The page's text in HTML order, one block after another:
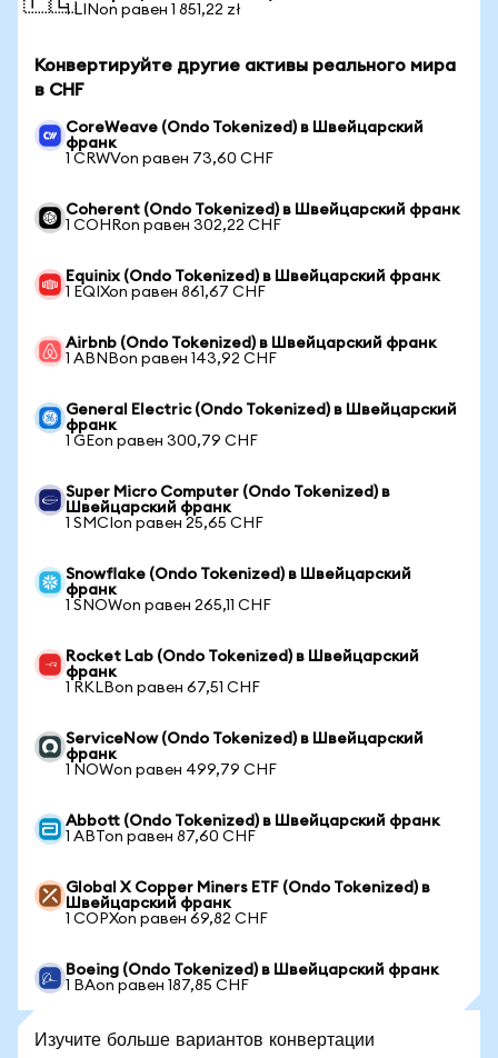
1 LINon равен 1 851,22 zł
Конвертируйте другие активы реального мира
в CHF
CoreWeave (Ondo Tokenized) в Швейцарский
франк
1 CRWVon равен 73,60 CHF
Coherent (Ondo Tokenized) в Швейцарский франк
1 COHRon равен 302,22 CHF
Equinix (Ondo Tokenized) в Швейцарский франк
1 EQIXon равен 861,67 CHF
Airbnb (Ondo Tokenized) в Швейцарский франк
1 ABNBon равен 143,92 CHF
General Electric (Ondo Tokenized) в Швейцарский
франк
1 GEon равен 300,79 CHF
Super Micro Computer (Ondo Tokenized) в
Швейцарский франк
1 SMCIon равен 25,65 CHF
Snowflake (Ondo Tokenized) в Швейцарский
франк
1 SNOWon равен 265,11 CHF
Rocket Lab (Ondo Tokenized) в Швейцарский
франк
1 RKLBon равен 67,51 CHF
ServiceNow (Ondo Tokenized) в Швейцарский
франк
1 NOWon равен 499,79 CHF
Abbott (Ondo Tokenized) в Швейцарский франк
1 ABTon равен 87,60 CHF
Global X Copper Miners ETF (Ondo Tokenized) в
Швейцарский франк
1 COPXon равен 69,82 CHF
Boeing (Ondo Tokenized) в Швейцарский франк
1 BAon равен 187,85 CHF
Изучите больше вариантов конвертации